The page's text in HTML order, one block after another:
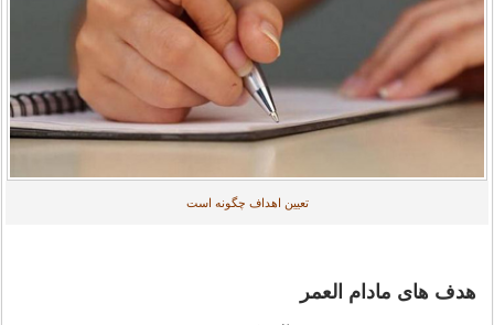
تعیین اهداف چگونه است
هدف های مادام العمر